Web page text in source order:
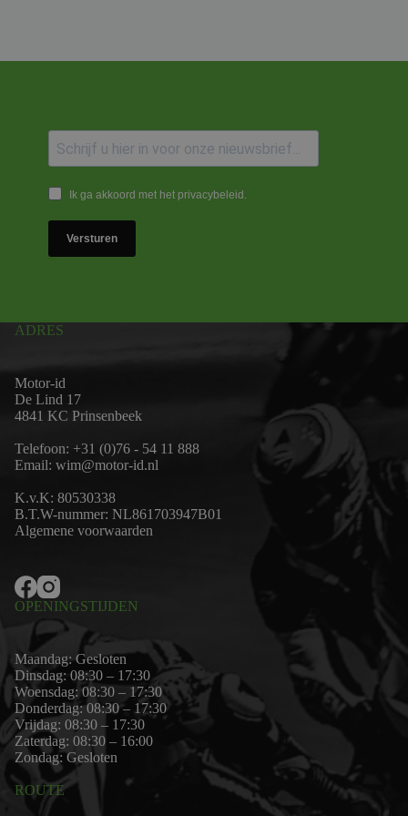
Ik ga akkoord met het privacybeleid.
Versturen
ADRES
Motor-id
De Lind 17
4841 KC Prinsenbeek
Telefoon: +31 (0)76 - 54 11 888
Email: wim@motor-id.nl
K.v.K: 80530338
B.T.W-nummer: NL861703947B01
Algemene voorwaarden
OPENINGSTIJDEN
Maandag: Gesloten
Dinsdag: 08:30 – 17:30
Woensdag: 08:30 – 17:30
Donderdag: 08:30 – 17:30
Vrijdag: 08:30 – 17:30
Zaterdag: 08:30 – 16:00
Zondag: Gesloten
ROUTE